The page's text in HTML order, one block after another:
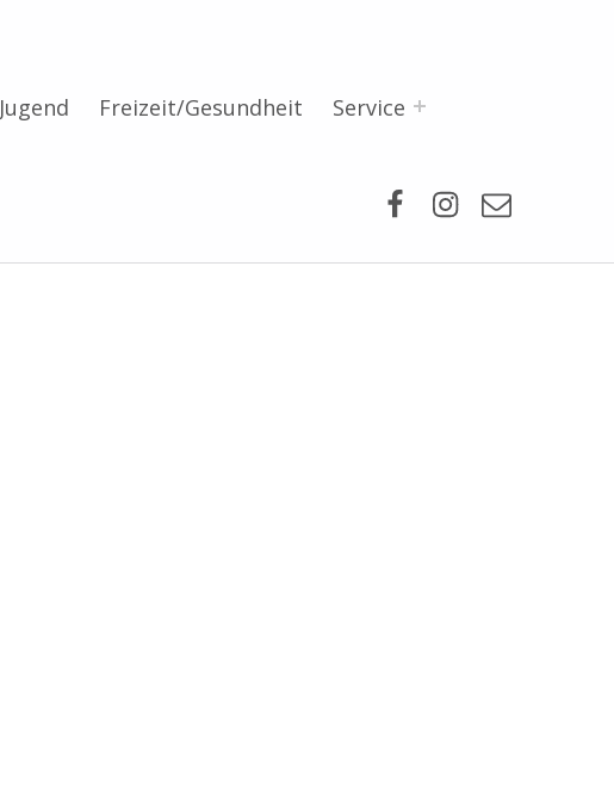
Jugend Freizeit/Gesundheit Service